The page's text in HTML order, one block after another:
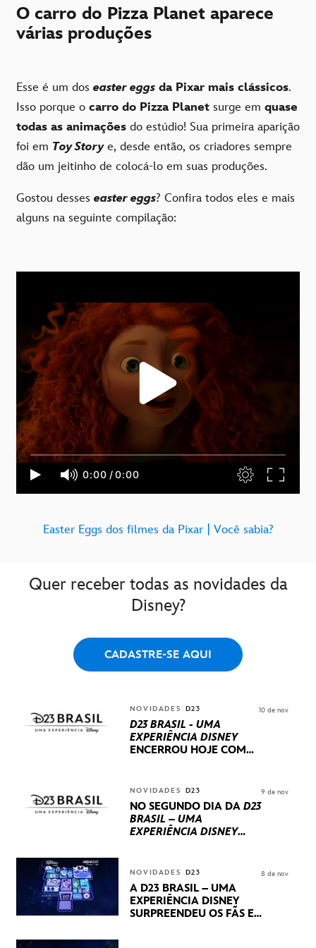
O carro do Pizza Planet aparece
várias produções
Esse é um dos easter eggs da Pixar mais clássicos.
Isso porque o carro do Pizza Planet surge em quase
todas as animações do estúdio! Sua primeira aparição
foi em Toy Storye, desde então, os criadores sempre
dão um jeitinho de colocá-lo em suas produções.
Gostou desses easter eggs? Confira todos eles e mais
alguns na seguinte compilação:
Easter Eggs dos filmes da Pixar | Você sabia?
Quer receber todas as novidades da
Disney?
CADASTRE-SE AQUI
NOVIDADES D23
D23 BRASIL - UMA
EXPERIÊNCIA DISNEY
ENCERROU HOJE COM
INTERNACIONAIS E
PRODUÇÕES BRASILEIRAS
10 de nov
NOVIDADES D23
NO SEGUNDO DIA DA D23
BRASIL – UMA
EXPERIÊNCIA DISNEY
STUDIOS REVELARAM
PRÉVIAS E NOVIDADES
DOS SEUS PRÓXIMOS
LANÇAMENTOS
9 de nov
NOVIDADES D23
A D23 BRASIL – UMA
EXPERIÊNCIA DISNEY
SURPREENDEU OS FÃS EM
8 de nov